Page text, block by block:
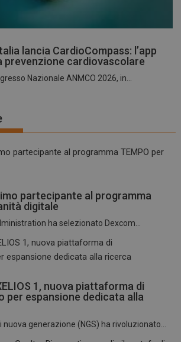
lancia CardioCompass: l’app
prevenzione cardiovascolare
Nazionale ANMCO 2026, in...
partecipante al programma
digitale
ha selezionato Dexcom...
1, nuova piattaforma di
per espansione dedicata alla
generazione (NGS) ha rivoluzionato...